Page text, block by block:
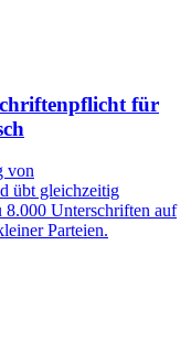
für
von
übt gleichzeitig
Unterschriften auf
Parteien.